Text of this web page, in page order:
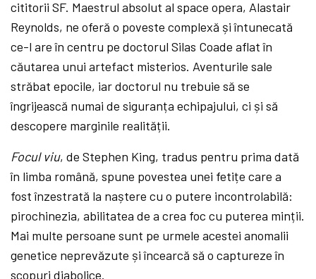
cititorii SF. Maestrul absolut al space opera, Alastair
Reynolds, ne oferă o poveste complexă și întunecată
ce-l are în centru pe doctorul Silas Coade aflat în
căutarea unui artefact misterios. Aventurile sale
străbat epocile, iar doctorul nu trebuie să se
îngrijească numai de siguranța echipajului, ci și să
descopere marginile realității.
Focul viu, de Stephen King, tradus pentru prima dată
în limba română, spune povestea unei fetițe care a
fost înzestrată la naștere cu o putere incontrolabilă:
pirochinezia, abilitatea de a crea foc cu puterea minții.
Mai multe persoane sunt pe urmele acestei anomalii
genetice neprevăzute și încearcă să o captureze în
scopuri diabolice.